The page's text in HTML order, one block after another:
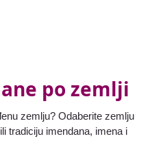
po zemlji
zemlju? Odaberite zemlju
tradiciju imendana, imena i